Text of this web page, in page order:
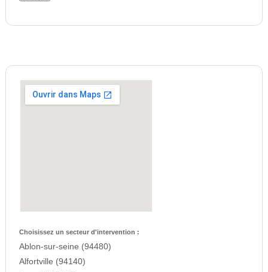
Choisissez un secteur d'intervention :
Ablon-sur-seine (94480)
Alfortville (94140)